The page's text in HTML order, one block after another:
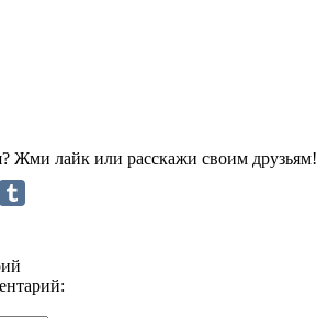
Жми лайк или расскажи своим друзьям!